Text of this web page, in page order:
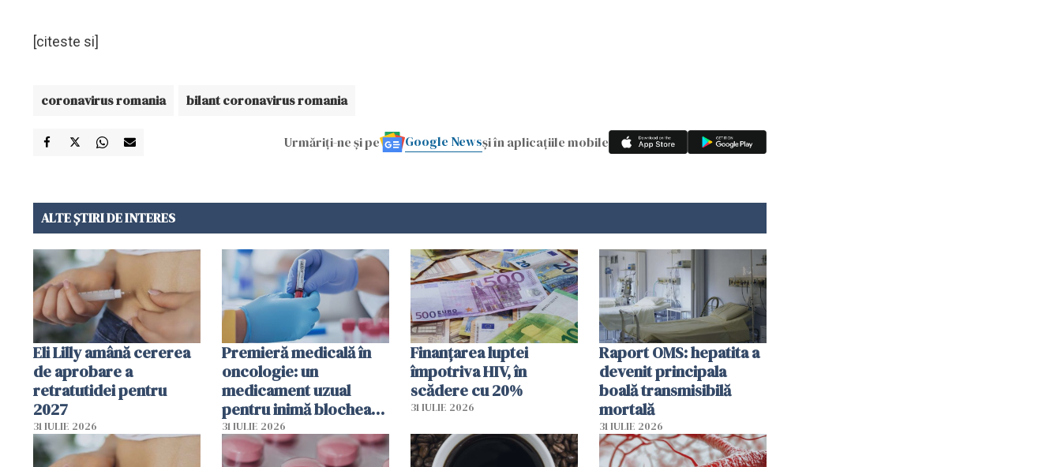
[citeste si]
coronavirus romania bilant coronavirus romania
Urmăriți-ne și pe Google Newsși în aplicațiile mobile
ALTE ȘTIRI DE INTERES
Eli Lilly amână cererea
de aprobare a
retratutidei pentru
2027
31 IULIE 2026
Premieră medicală în
oncologie: un
medicament uzual
pentru inimă blochează
dezvoltarea celulelor
canceroase.
31 IULIE 2026
Finanțarea luptei
împotriva HIV, în
scădere cu 20%
31 IULIE 2026
Raport OMS: hepatita a
devenit principala
boală transmisibilă
mortală
31 IULIE 2026